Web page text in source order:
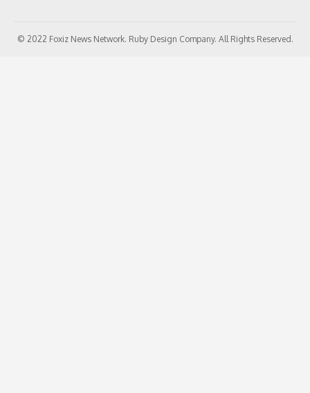
© 2022 Foxiz News Network. Ruby Design Company. All Rights Reserved.